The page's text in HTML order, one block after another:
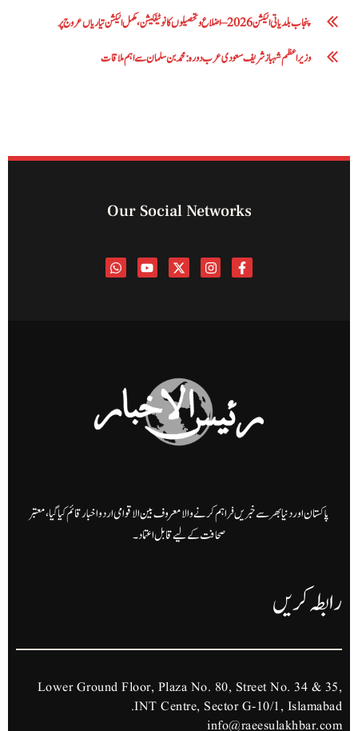
پنجاب بلدیاتی الیکشن 2026 – اضلاع و تحصیلوں کا نوٹیفکیشن، مکمل الیکشن تیاریاں عروج پر
وزیراعظم شہباز شریف سعودی عرب دورہ: محمد بن سلمان سے اہم ملاقات
Our Social Networks
پاکستان اور دنیا بھر سے خبریں فراہم کرنے والا معروف بین الاقوامی اردو اخبار قائم کیا گیا، معتبر
صحافت کے لیے قابل اعتماد۔
رابطہ کریں
Lower Ground Floor, Plaza No. 80, Street No. 34 & 35,
INT Centre, Sector G-10/1, Islamabad.
info@raeesulakhbar.com